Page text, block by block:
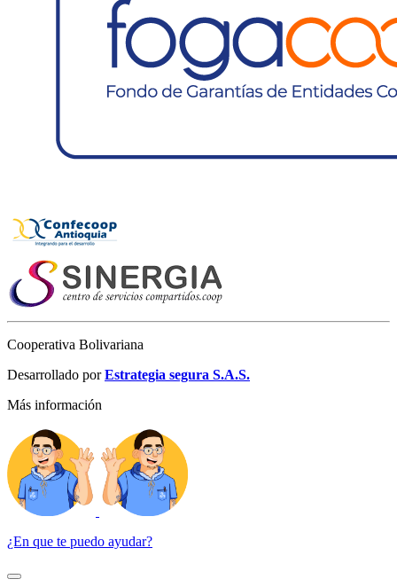
Cooperativa Bolivariana
Desarrollado porEstrategia segura S.A.S.
Más información
¿En que te puedo ayudar?